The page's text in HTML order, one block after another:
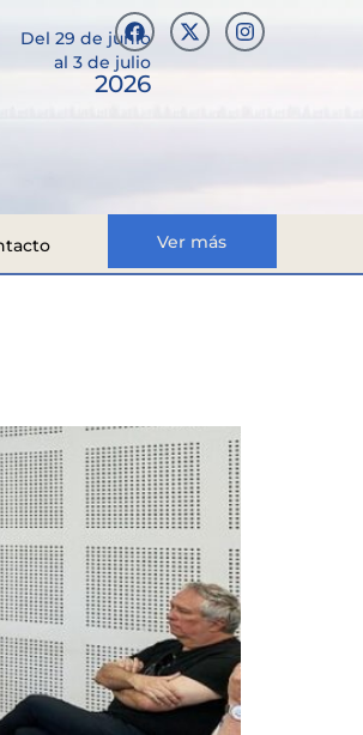
Del 29 de junio
al 3 de julio
2026
Ver más